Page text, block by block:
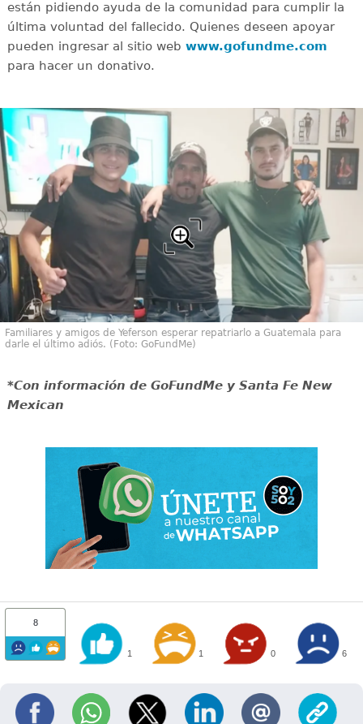
están pidiendo ayuda de la comunidad para cumplir la
última voluntad del fallecido. Quienes deseen apoyar
pueden ingresar al sitio web www.gofundme.com
para hacer un donativo.
Familiares y amigos de Yeferson esperar repatriarlo a Guatemala para
darle el último adiós. (Foto: GoFundMe)
*Con información de GoFundMe y Santa Fe New
Mexican
8
1 1 0 6